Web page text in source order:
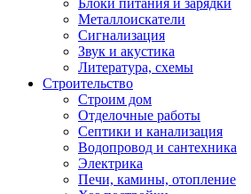
Блоки питания и зарядки
Металлоискатели
Сигнализация
Звук и акустика
Литература, схемы
Строительство
Строим дом
Отделочные работы
Септики и канализация
Водопровод и сантехника
Электрика
Печи, камины, отопление